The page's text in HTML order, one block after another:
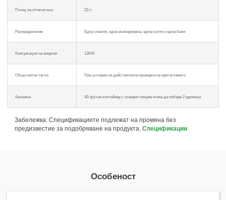
Площ на отпечатъка 22㎡
Разпределение Една спалня, една всекидневна, една кухня и една баня
Консумация на енергия 12KW
Общо нетно тегло При условие на действителна проверка на претеглянето
бележки 40-футов контейнер с отворен покрив може да побере 2 единици
Забележка: Спецификациите подлежат на промяна без
предизвестие за подобряване на продукта. Спецификации
Особеност